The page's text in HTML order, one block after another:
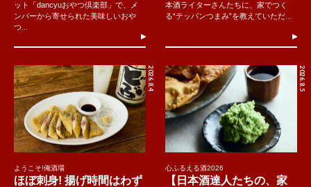
ット「dancyuおやつ倶楽部」で、メ
ンバーから寄せられた美味しいおや
つ...
本酒ライターさんたちに、家でつく
る“テッパンつまみ”を教えていただ...
2026.8.4
ようこそ!俺酒場
ほぼ刺身! 揚げ時間はわず
2026.8.5
心ふるえる酒2026
【日本酒達人たちの、家